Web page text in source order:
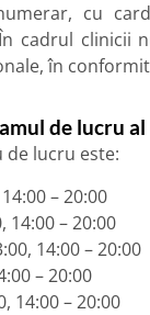
cu
cadrul clinicii
în
de lucru
lucru este:
– 20:00
14:00 – 20:00
14:00 – 20:00
– 20:00
14:00 – 20:00